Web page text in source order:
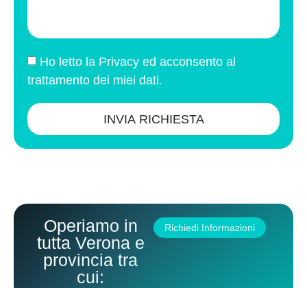
Ho letto la Privacy ed acconsento al
trattamento dei miei dati.
INVIA RICHIESTA
Operiamo in
tutta Verona e
provincia tra
cui:
Richiedi Informazioni